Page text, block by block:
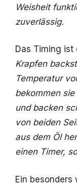
Weisheit
zuverlässig.
Das Timing ist
Krapfen
Temperatur
bekommen
und backen
von beiden
aus dem Öl
einen Timer,
Ein